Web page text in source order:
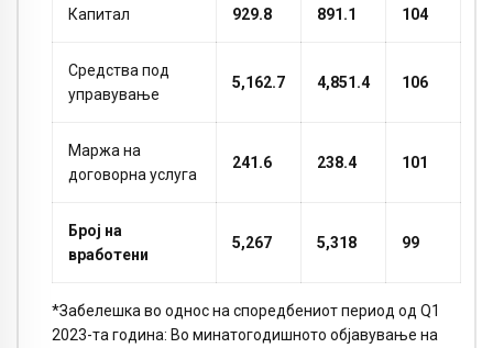
Капитал 929.8 891.1 104
Средства под
управување
5,162.7 4,851.4 106
Маржа на
договорна услуга
241.6 238.4 101
Број на
вработени
5,267 5,318 99
*Забелешка во однос на споредбениот период од Q1
2023-та година: Во минатогодишното објавување на